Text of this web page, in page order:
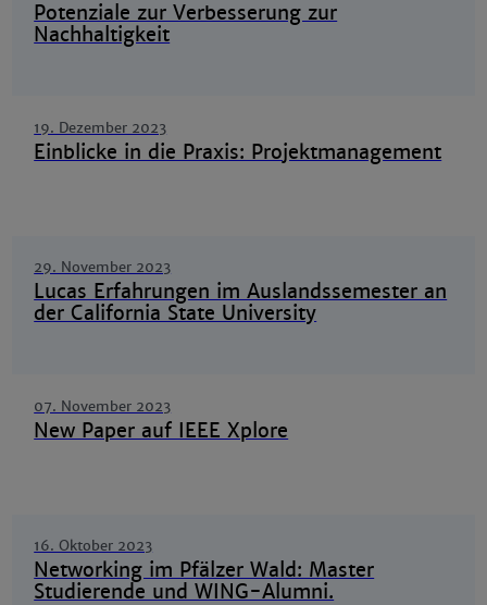
Potenziale zur Verbesserung zur
Nachhaltigkeit
19. Dezember 2023
Einblicke in die Praxis: Projektmanagement
29. November 2023
Lucas Erfahrungen im Auslandssemester an
der California State University
07. November 2023
New Paper auf IEEE Xplore
16. Oktober 2023
Networking im Pfälzer Wald: Master
Studierende und WING-Alumni.